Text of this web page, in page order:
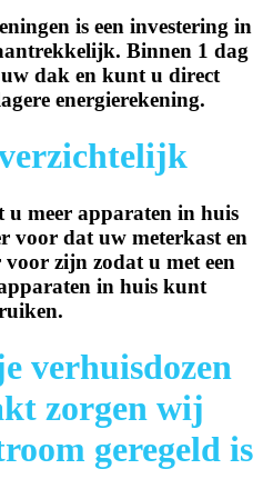
is een investering in
Binnen 1 dag
dak en kunt u direct
energierekening.
u meer apparaten in huis
voor dat uw meterkast en
zijn zodat u met een
in huis kunt
verhuisdozen
zorgen wij
geregeld is